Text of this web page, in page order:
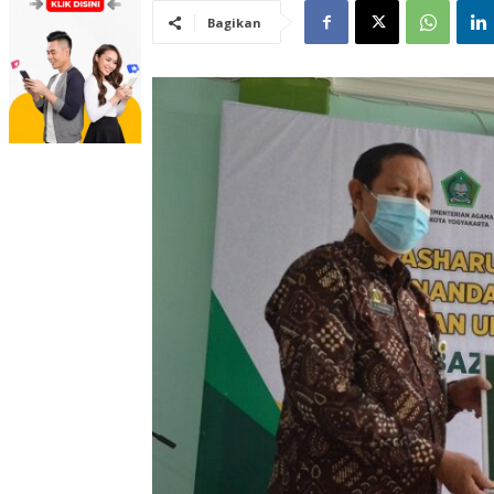
Bagikan